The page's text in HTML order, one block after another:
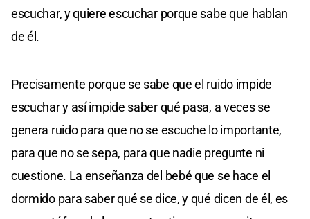
escuchar, y quiere escuchar porque sabe que hablan
de él.
Precisamente porque se sabe que el ruido impide
escuchar y así impide saber qué pasa, a veces se
genera ruido para que no se escuche lo importante,
para que no se sepa, para que nadie pregunte ni
cuestione. La enseñanza del bebé que se hace el
dormido para saber qué se dice, y qué dicen de él, es